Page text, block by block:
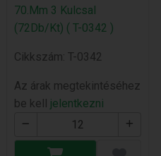
70.Mm 3 Kulcsal
(72Db/Kt) ( T-0342 )
Cikkszám: T-0342
Az árak megtekintéséhez
be kell jelentkezni